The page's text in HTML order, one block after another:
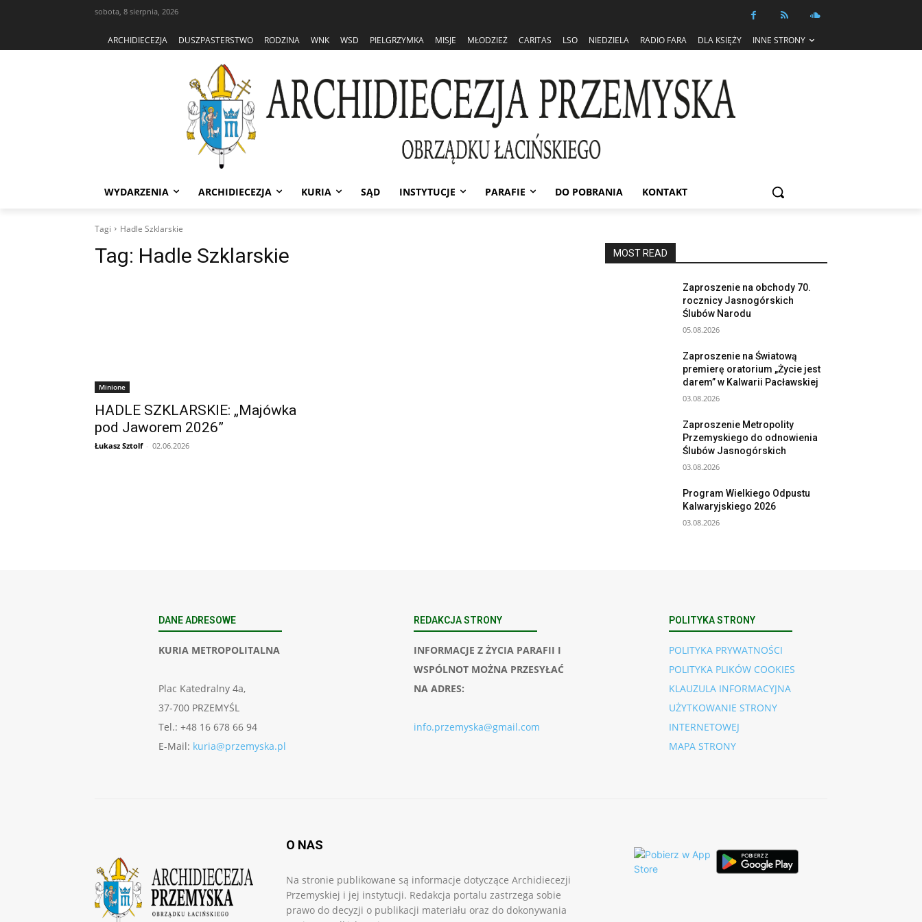
sobota, 8 sierpnia, 2026
ARCHIDIECEZJA DUSZPASTERSTWO RODZINA WNK WSD PIELGRZYMKA MISJE MŁODZIEŻ CARITAS LSO NIEDZIELA RADIO FARA DLA KSIĘŻY INNE STRONY
WYDARZENIA ARCHIDIECEZJA KURIA SĄD INSTYTUCJE PARAFIE DO POBRANIA KONTAKT
Tagi Hadle Szklarskie
Tag: Hadle Szklarskie
Minione
HADLE SZKLARSKIE: „Majówka
pod Jaworem 2026”
Łukasz Sztolf - 02.06.2026
MOST READ
Zaproszenie na obchody 70.
rocznicy Jasnogórskich
Ślubów Narodu
05.08.2026
Zaproszenie na Światową
premierę oratorium „Życie jest
darem” w Kalwarii Pacławskiej
03.08.2026
Zaproszenie Metropolity
Przemyskiego do odnowienia
Ślubów Jasnogórskich
03.08.2026
Program Wielkiego Odpustu
Kalwaryjskiego 2026
03.08.2026
DANE ADRESOWE
KURIA METROPOLITALNA
Plac Katedralny 4a,
37-700 PRZEMYŚL
Tel.: +48 16 678 66 94
E-Mail: kuria@przemyska.pl
REDAKCJA STRONY
INFORMACJE Z ŻYCIA PARAFII I
WSPÓLNOT MOŻNA PRZESYŁAĆ
NA ADRES:
info.przemyska@gmail.com
POLITYKA STRONY
POLITYKA PRYWATNOŚCI
POLITYKA PLIKÓW COOKIES
KLAUZULA INFORMACYJNA
UŻYTKOWANIE STRONY
INTERNETOWEJ
MAPA STRONY
O NAS
Na stronie publikowane są informacje dotyczące Archidiecezji
Przemyskiej i jej instytucji. Redakcja portalu zastrzega sobie
prawo do decyzji o publikacji materiału oraz do dokonywania